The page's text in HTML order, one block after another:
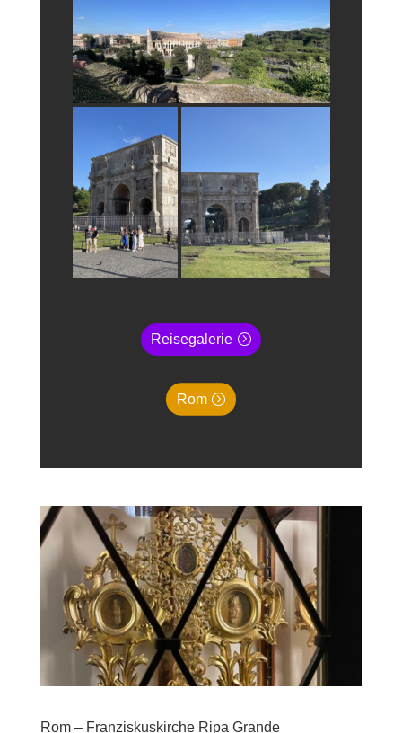
Reisegalerie
Rom
Rom – Franziskuskirche Ripa Grande